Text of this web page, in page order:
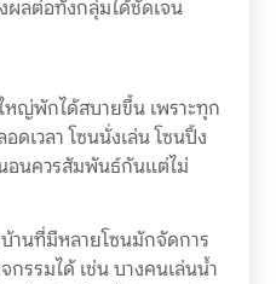
ผลต่อทั้งกลุ่มได้ชัดเจน
ญ่พักได้สบายขึ้น เพราะทุก
ดเวลา โซนนั่งเล่น โซนปิ้ง
อนควรสัมพันธ์กันแต่ไม่
านที่มีหลายโซนมักจัดการ
กรรมได้ เช่น บางคนเล่นน้ำ